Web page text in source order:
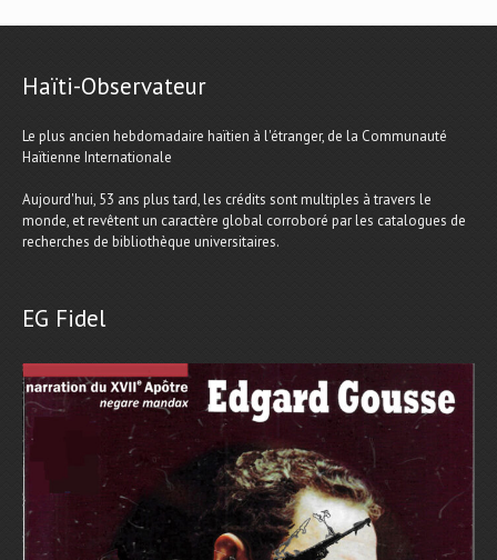
Haïti-Observateur
Le plus ancien hebdomadaire haïtien à l'étranger, de la Communauté
Haïtienne Internationale
Aujourd'hui, 53 ans plus tard, les crédits sont multiples à travers le
monde, et revêtent un caractère global corroboré par les catalogues de
recherches de bibliothèque universitaires.
EG Fidel